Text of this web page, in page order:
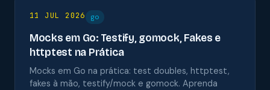
11 JUL 2026 go
Mocks em Go: Testify, gomock, Fakes e
httptest na Prática
Mocks em Go na prática: test doubles, httptest,
fakes à mão, testify/mock e gomock. Aprenda